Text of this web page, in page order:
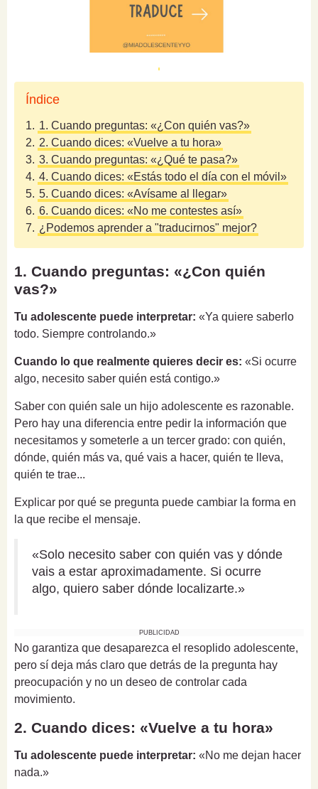
Índice
1. 1. Cuando preguntas: «¿Con quién vas?»
2. 2. Cuando dices: «Vuelve a tu hora»
3. 3. Cuando preguntas: «¿Qué te pasa?»
4. 4. Cuando dices: «Estás todo el día con el móvil»
5. 5. Cuando dices: «Avísame al llegar»
6. 6. Cuando dices: «No me contestes así»
7. ¿Podemos aprender a "traducirnos" mejor?
1. Cuando preguntas: «¿Con quién
vas?»
Tu adolescente puede interpretar: «Ya quiere saberlo
todo. Siempre controlando.»
Cuando lo que realmente quieres decir es: «Si ocurre
algo, necesito saber quién está contigo.»
Saber con quién sale un hijo adolescente es razonable.
Pero hay una diferencia entre pedir la información que
necesitamos y someterle a un tercer grado: con quién,
dónde, quién más va, qué vais a hacer, quién te lleva,
quién te trae...
Explicar por qué se pregunta puede cambiar la forma en
la que recibe el mensaje.
«Solo necesito saber con quién vas y dónde
vais a estar aproximadamente. Si ocurre
algo, quiero saber dónde localizarte.»
PUBLICIDAD
No garantiza que desaparezca el resoplido adolescente,
pero sí deja más claro que detrás de la pregunta hay
preocupación y no un deseo de controlar cada
movimiento.
2. Cuando dices: «Vuelve a tu hora»
Tu adolescente puede interpretar: «No me dejan hacer
nada.»